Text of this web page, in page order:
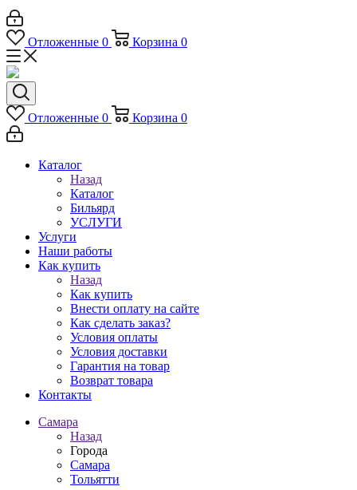
Отложенные 0 Корзина 0
Отложенные 0 Корзина 0
Каталог
Назад
Каталог
Бильярд
УСЛУГИ
Услуги
Наши работы
Как купить
Назад
Как купить
Внести оплату на сайте
Как сделать заказ?
Условия оплаты
Условия доставки
Гарантия на товар
Возврат товара
Контакты
Самара
Назад
Города
Самара
Тольятти